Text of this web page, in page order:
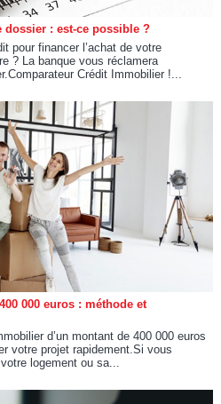
: est-ce possible ?
pour financer l’achat de votre
? La banque vous réclamera
Crédit Immobilier !...
000 euros : méthode et
d’un montant de 400 000 euros
votre projet rapidement.Si vous
logement ou sa...